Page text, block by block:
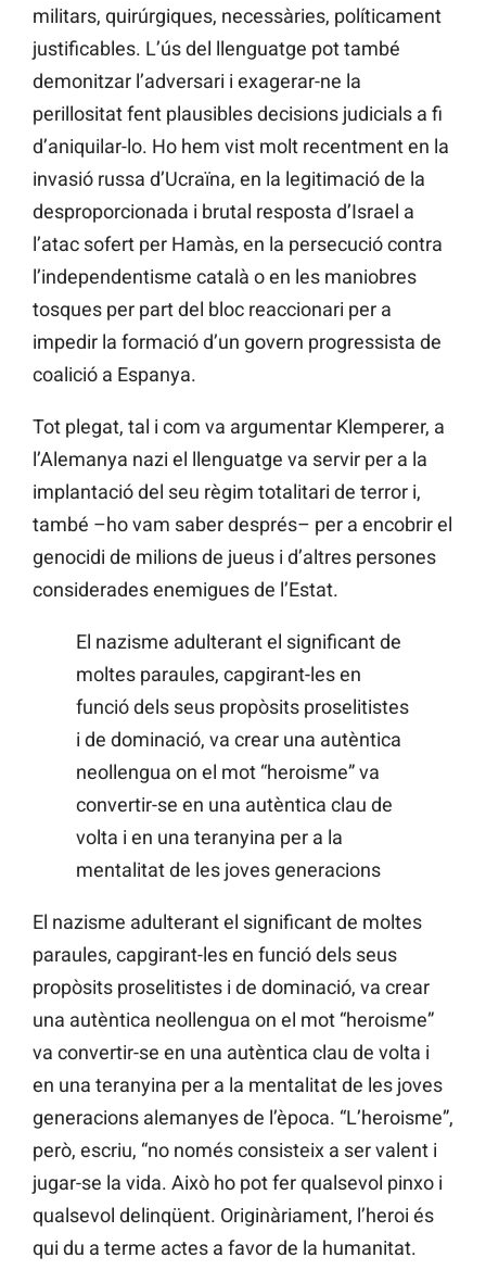
militars, quirúrgiques, necessàries, políticament
justificables. L’ús del llenguatge pot també
demonitzar l’adversari i exagerar-ne la
perillositat fent plausibles decisions judicials a fi
d’aniquilar-lo. Ho hem vist molt recentment en la
invasió russa d’Ucraïna, en la legitimació de la
desproporcionada i brutal resposta d’Israel a
l’atac sofert per Hamàs, en la persecució contra
l’independentisme català o en les maniobres
tosques per part del bloc reaccionari per a
impedir la formació d’un govern progressista de
coalició a Espanya.
Tot plegat, tal i com va argumentar Klemperer, a
l’Alemanya nazi el llenguatge va servir per a la
implantació del seu règim totalitari de terror i,
també –ho vam saber després– per a encobrir el
genocidi de milions de jueus i d’altres persones
considerades enemigues de l’Estat.
El nazisme adulterant el significant de
moltes paraules, capgirant-les en
funció dels seus propòsits proselitistes
i de dominació, va crear una autèntica
neollengua on el mot “heroisme” va
convertir-se en una autèntica clau de
volta i en una teranyina per a la
mentalitat de les joves generacions
El nazisme adulterant el significant de moltes
paraules, capgirant-les en funció dels seus
propòsits proselitistes i de dominació, va crear
una autèntica neollengua on el mot “heroisme”
va convertir-se en una autèntica clau de volta i
en una teranyina per a la mentalitat de les joves
generacions alemanyes de l’època. “L’heroisme”,
però, escriu, “no només consisteix a ser valent i
jugar-se la vida. Això ho pot fer qualsevol pinxo i
qualsevol delinqüent. Originàriament, l’heroi és
qui du a terme actes a favor de la humanitat.